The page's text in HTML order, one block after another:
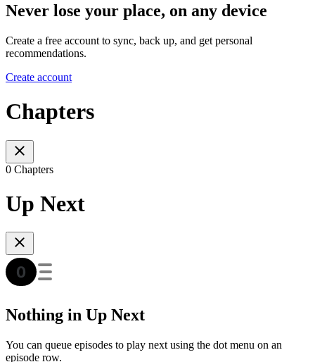
Never lose your place, on any device
Create a free account to sync, back up, and get personal
recommendations.
Create account
Chapters
0 Chapters
Up Next
Nothing in Up Next
You can queue episodes to play next using the dot menu on an
episode row.